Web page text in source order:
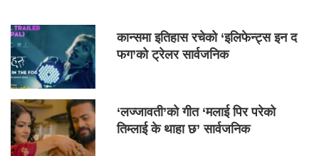
कान्समा इतिहास रचेको ‘इलिफेन्ट्स इन द
फग’को ट्रेलर सार्वजनिक
‘लज्जावती’को गीत ‘मलाई पिर परेको
तिम्लाई के थाहा छ’ सार्वजनिक